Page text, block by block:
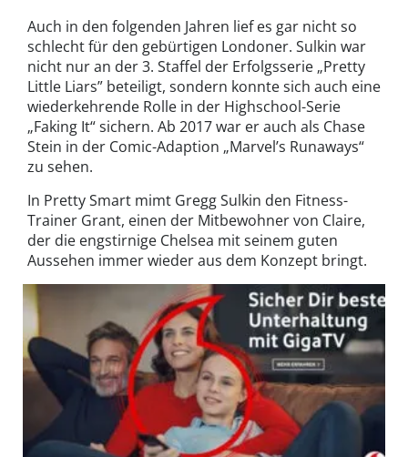
Auch in den folgenden Jahren lief es gar nicht so
schlecht für den gebürtigen Londoner. Sulkin war
nicht nur an der 3. Staffel der Erfolgsserie „Pretty
Little Liars” beteiligt, sondern konnte sich auch eine
wiederkehrende Rolle in der Highschool-Serie
„Faking It“ sichern. Ab 2017 war er auch als Chase
Stein in der Comic-Adaption „Marvel’s Runaways“
zu sehen.
In Pretty Smart mimt Gregg Sulkin den Fitness-
Trainer Grant, einen der Mitbewohner von Claire,
der die engstirnige Chelsea mit seinem guten
Aussehen immer wieder aus dem Konzept bringt.